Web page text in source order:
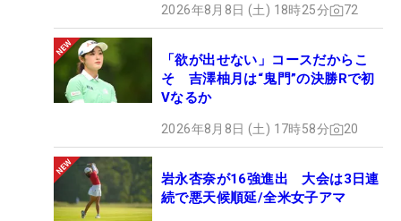
2026年8月8日 (土) 18時25分 72
「欲が出せない」コースだからこ
そ 吉澤柚月は“鬼門”の決勝Rで初
Vなるか
2026年8月8日 (土) 17時58分 20
岩永杏奈が16強進出 大会は3日連
続で悪天候順延/全米女子アマ